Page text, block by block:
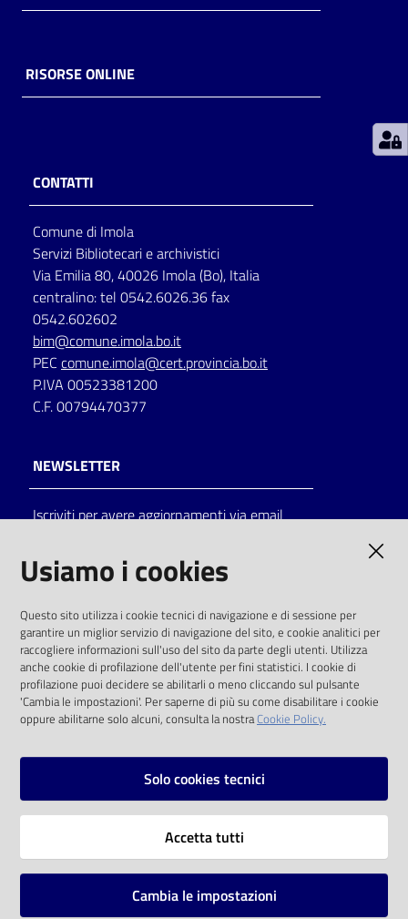
Decentrate
Seguici
su
on line
Eventi
Chiedi al
bibliotecario
Avvisi
RISORSE ONLINE
CONTATTI
Comune di Imola
Servizi Bibliotecari e archivistici
Via Emilia 80, 40026 Imola (Bo), Italia
centralino: tel 0542.6026.36 fax
0542.602602
bim@comune.imola.bo.it
PEC comune.imola@cert.provincia.bo.it
P.IVA 00523381200
C.F. 00794470377
NEWSLETTER
Iscriviti per avere aggiornamenti via email
solo alle condizioni previste dalla direttiva
comunitaria 2003/98/CE e dal d.lgs. 36/2006
SOCIAL
Instagram
Vai alla pagina
Usiamo i cookies
Questo sito utilizza i cookie tecnici di navigazione e di sessione per
garantire un miglior servizio di navigazione del sito, e cookie analitici per
raccogliere informazioni sull'uso del sito da parte degli utenti. Utilizza
anche cookie di profilazione dell'utente per fini statistici. I cookie di
profilazione puoi decidere se abilitarli o meno cliccando sul pulsante
'Cambia le impostazioni'. Per saperne di più su come disabilitare i cookie
oppure abilitarne solo alcuni, consulta la nostraCookie Policy.
Solo cookies tecnici
Accetta tutti
Cambia le impostazioni